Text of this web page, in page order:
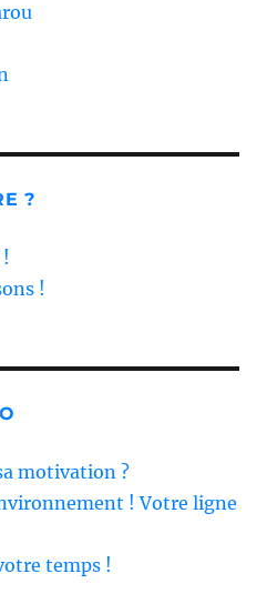
?
!
motivation ?
! Votre ligne
temps !